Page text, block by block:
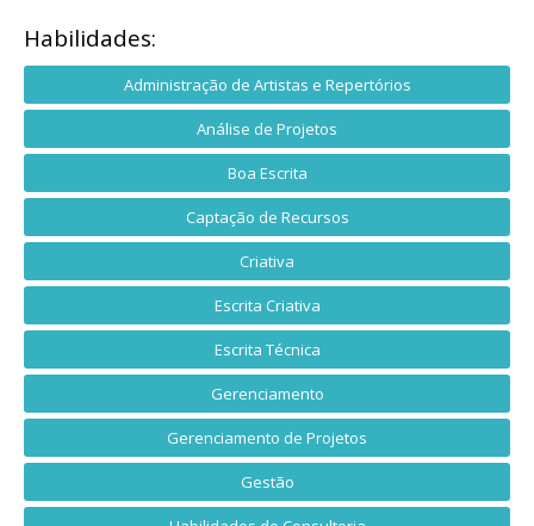
Habilidades:
Administração de Artistas e Repertórios
Análise de Projetos
Boa Escrita
Captação de Recursos
Criativa
Escrita Criativa
Escrita Técnica
Gerenciamento
Gerenciamento de Projetos
Gestão